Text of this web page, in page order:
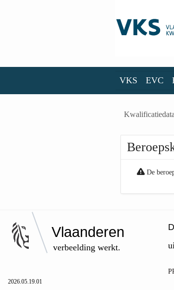
VKS EVC
De
Vlaanderen
verbeelding werkt.
2026.05.19.01